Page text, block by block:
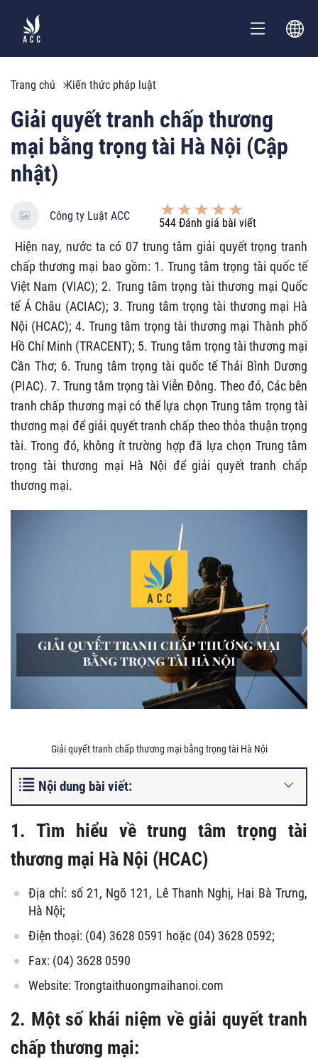
Trang chủ Kiến thức pháp luật
Giải quyết tranh chấp thương
mại bằng trọng tài Hà Nội (Cập
nhật)
Công ty Luật ACC
544 Đánh giá bài viết
Hiện nay, nước ta có 07 trung tâm giải quyết trọng tranh
chấp thương mại bao gồm: 1. Trung tâm trọng tài quốc tế
Việt Nam (VIAC); 2. Trung tâm trọng tài thương mại Quốc
tế Á Châu (ACIAC); 3. Trung tâm trọng tài thương mại Hà
Nội (HCAC); 4. Trung tâm trọng tài thương mại Thành phố
Hồ Chí Minh (TRACENT); 5. Trung tâm trọng tài thương mại
Cần Thơ; 6. Trung tâm trọng tài quốc tế Thái Bình Dương
(PIAC). 7. Trung tâm trọng tài Viễn Đông. Theo đó, Các bên
tranh chấp thương mại có thể lựa chọn Trung tâm trọng tài
thương mại để giải quyết tranh chấp theo thỏa thuận trọng
tài. Trong đó, không ít trường hợp đã lựa chọn Trung tâm
trọng tài thương mại Hà Nội để giải quyết tranh chấp
thương mại.
Giải quyết tranh chấp thương mại bằng trọng tài Hà Nội
Nội dung bài viết:
1. Tìm hiểu về trung tâm trọng tài
thương mại Hà Nội (HCAC)
Địa chỉ: số 21, Ngõ 121, Lê Thanh Nghị, Hai Bà Trưng,
Hà Nội;
Điện thoại: (04) 3628 0591 hoặc (04) 3628 0592;
Fax: (04) 3628 0590
Website: Trongtaithuongmaihanoi.com
2. Một số khái niệm về giải quyết tranh
chấp thương mại: